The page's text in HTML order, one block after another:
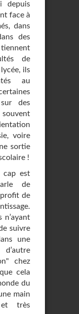
depuis
face à
dans
des
tiennent
de
ils
au
des
voire
sortie
!
cap est
de
de
n’ayant
suivre
une
chez
cela
du
main
et très